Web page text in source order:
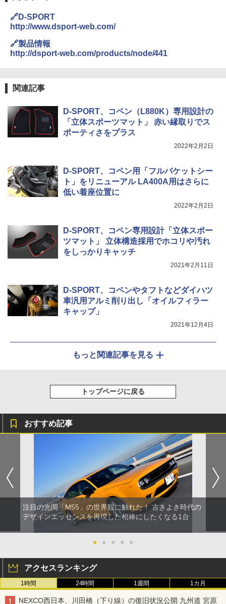
🔗D-SPORT
http://www.dsport-web.com/
🔗製品情報
http://dsport-web.com/products/node/441
関連記事
D-SPORT、コペン（L880K）専用設計の
「立体スポーツマット」 赤い縁取りでス
ポーティさをプラス
2022年2月2日
D-SPORT、コペン用「フルバケットシー
ト」をリニューアル LA400A用はさらに
低い着座位置に
2022年2月2日
D-SPORT、コペン専用設計「立体スポー
ツマット」 立体構造採用でホコリや汚れ
をしっかりキャッチ
2021年2月11日
D-SPORT、コペンやタフトなどダイハツ
車汎用アルミ削り出し「オイルフィラー
キャップ」
2021年12月4日
もっと関連記事を見る
トップページに戻る
おすすめ記事
注目の光岡「M55」の世界観に触れた！ 古きよき時代の
デザインエッセンスを再現した相棒にしたくなる1台
● ● ● ● ●
アクセスランキング
1時間 24時間 1週間 1カ月
NEXCO西日本、川田橋（下り線）の復旧状況公開 九州道 宮原